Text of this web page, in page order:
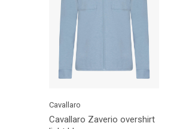
Cavallaro
Cavallaro Zaverio overshirt